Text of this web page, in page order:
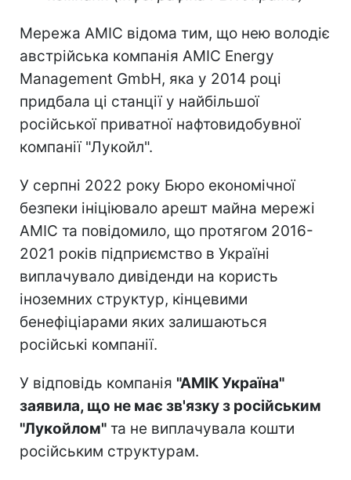
Мережа AMIC відома тим, що нею володіє
австрійська компанія AMIC Energy
Management GmbH, яка у 2014 році
придбала ці станції у найбільшої
російської приватної нафтовидобувної
компанії "Лукойл".
У серпні 2022 року Бюро економічної
безпеки ініціювало арешт майна мережі
AMIC та повідомило, що протягом 2016-
2021 років підприємство в Україні
виплачувало дивіденди на користь
іноземних структур, кінцевими
бенефіціарами яких залишаються
російські компанії.
У відповідь компанія "АМІК Україна"
заявила, що не має зв'язку з російським
"Лукойлом" та не виплачувала кошти
російським структурам.